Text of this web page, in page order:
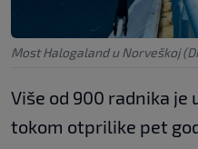
Most Halogaland u Norveškoj
Više od 900 radnika
tokom otprilike pet